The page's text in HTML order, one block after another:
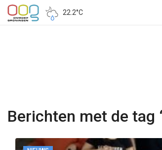
22.2°C
Berichten met de tag